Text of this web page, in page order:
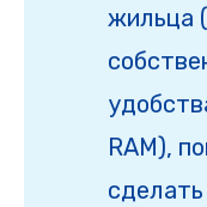
жильца
RAM),